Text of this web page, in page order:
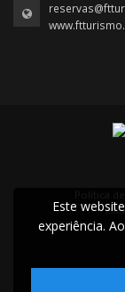
Este
experiência.